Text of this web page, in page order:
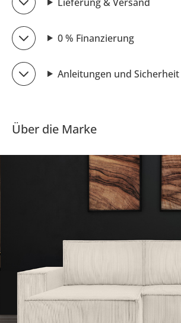
0 % Finanzierung
Anleitungen und Sicherheit
Über die Marke